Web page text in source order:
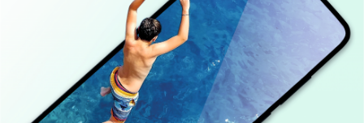
In
Lightbox
öffnen